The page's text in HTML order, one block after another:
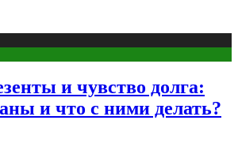
и чувство долга:
и что с ними делать?